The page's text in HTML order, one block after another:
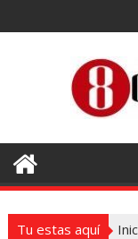
al
Tu estas aquí